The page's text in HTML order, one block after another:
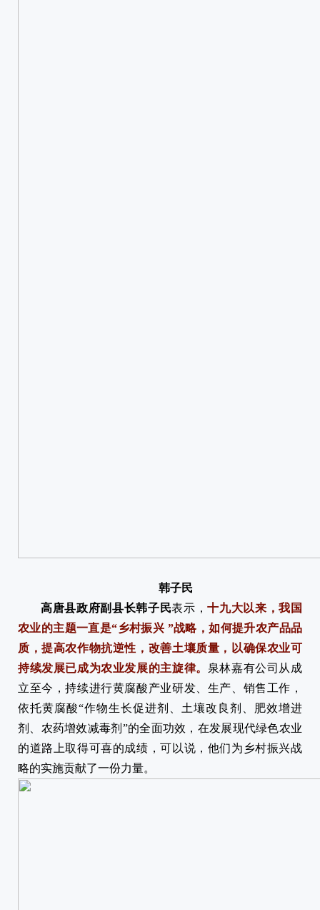
韩子民
高唐县政府副县长韩子民表示，十九大以来，我国
农业的主题一直是“乡村振兴 ”战略，如何提升农产品品
质，提高农作物抗逆性，改善土壤质量，以确保农业可
持续发展已成为农业发展的主旋律。 泉林嘉有公司从成
立至今，持续进行黄腐酸产业研发、生产、销售工作，
依托黄腐酸“作物生长促进剂、土壤改良剂、肥效增进
剂、农药增效减毒剂”的全面功效，在发展现代绿色农业
的道路上取得可喜的成绩，可以说，他们为乡村振兴战
略的实施贡献了一份力量。